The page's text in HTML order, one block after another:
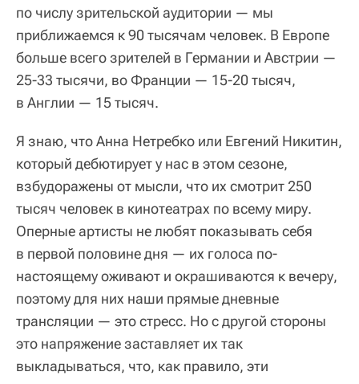
по числу зрительской аудитории — мы
приближаемся к 90 тысячам человек. В Европе
больше всего зрителей в Германии и Австрии —
25-33 тысячи, во Франции — 15-20 тысяч,
в Англии — 15 тысяч.
Я знаю, что Анна Нетребко или Евгений Никитин,
который дебютирует у нас в этом сезоне,
взбудоражены от мысли, что их смотрит 250
тысяч человек в кинотеатрах по всему миру.
Оперные артисты не любят показывать себя
в первой половине дня — их голоса по-
настоящему оживают и окрашиваются к вечеру,
поэтому для них наши прямые дневные
трансляции — это стресс. Но с другой стороны
это напряжение заставляет их так
выкладываться, что, как правило, эти